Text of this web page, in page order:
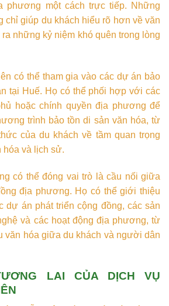
phương một cách trực tiếp. Những
chỉ giúp du khách hiểu rõ hơn về văn
những kỷ niệm khó quên trong lòng
có thể tham gia vào các dự án bảo
tại Huế. Họ có thể phối hợp với các
hoặc chính quyền địa phương để
trình bảo tồn di sản văn hóa, từ
của du khách về tầm quan trọng
hóa và lịch sử.
có thể đóng vai trò là cầu nối giữa
địa phương. Họ có thể giới thiệu
dự án phát triển cộng đồng, các sản
và các hoạt động địa phương, từ
văn hóa giữa du khách và người dân
LAI CỦA DỊCH VỤ